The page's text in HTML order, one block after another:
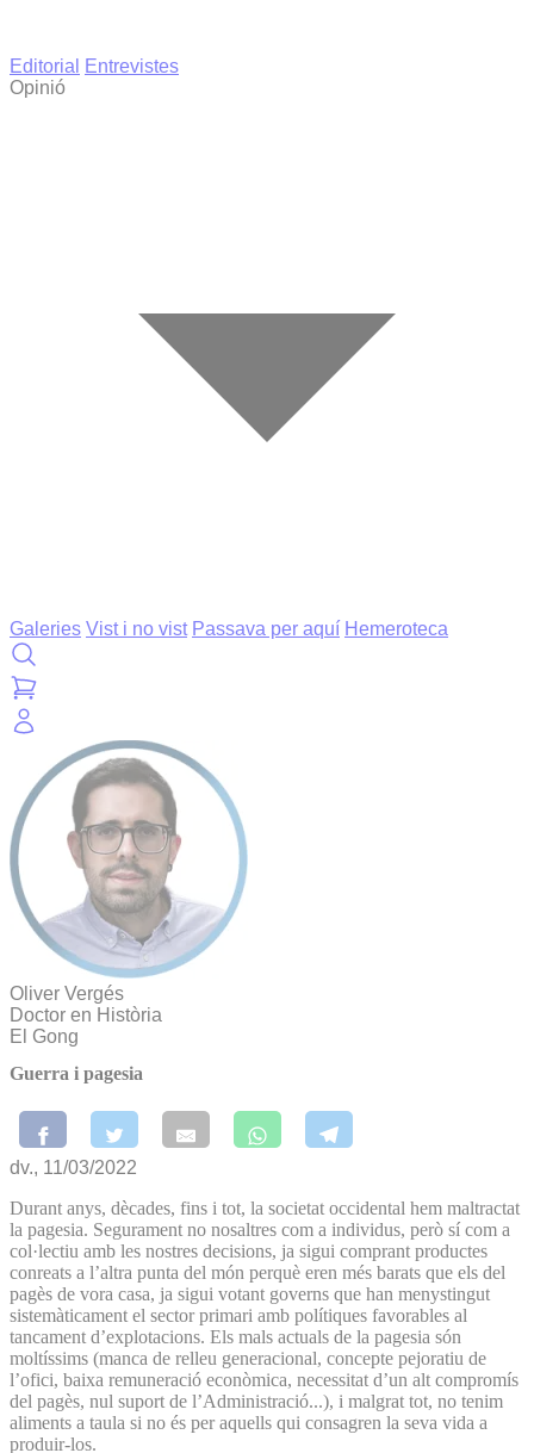
Editorial
Entrevistes
Opinió
Galeries Vist i no vist Passava per aquí Hemeroteca
Oliver Vergés
Doctor en Història
El Gong
Guerra i pagesia
dv., 11/03/2022
Durant anys, dècades, fins i tot, la societat occidental hem maltractat
la pagesia. Segurament no nosaltres com a individus, però sí com a
col·lectiu amb les nostres decisions, ja sigui comprant productes
conreats a l’altra punta del món perquè eren més barats que els del
pagès de vora casa, ja sigui votant governs que han menystingut
sistemàticament el sector primari amb polítiques favorables al
tancament d’explotacions. Els mals actuals de la pagesia són
moltíssims (manca de relleu generacional, concepte pejoratiu de
l’ofici, baixa remuneració econòmica, necessitat d’un alt compromís
del pagès, nul suport de l’Administració...), i malgrat tot, no tenim
aliments a taula si no és per aquells qui consagren la seva vida a
produir-los.